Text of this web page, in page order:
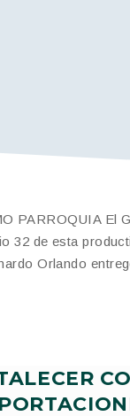
PARROQUIA El
32 de esta
Orlando